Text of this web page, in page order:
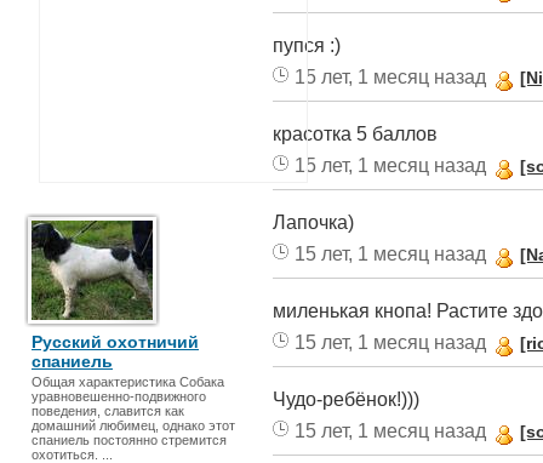
Русский охотничий
спаниель
Общая характеристика Собака
уравновешенно-подвижного
поведения, славится как
домашний любимец, однако этот
спаниель постоянно стремится
охотиться. ...
пупся :)
15 лет, 1 месяц назад
красотка 5 баллов
15 лет, 1 месяц назад
Лапочка)
15 лет, 1 месяц назад
миленькая кнопа! Растите
15 лет, 1 месяц назад
Чудо-ребёнок!)))
15 лет, 1 месяц назад